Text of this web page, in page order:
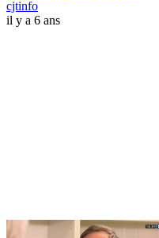
cjtinfo
il y a 6 ans